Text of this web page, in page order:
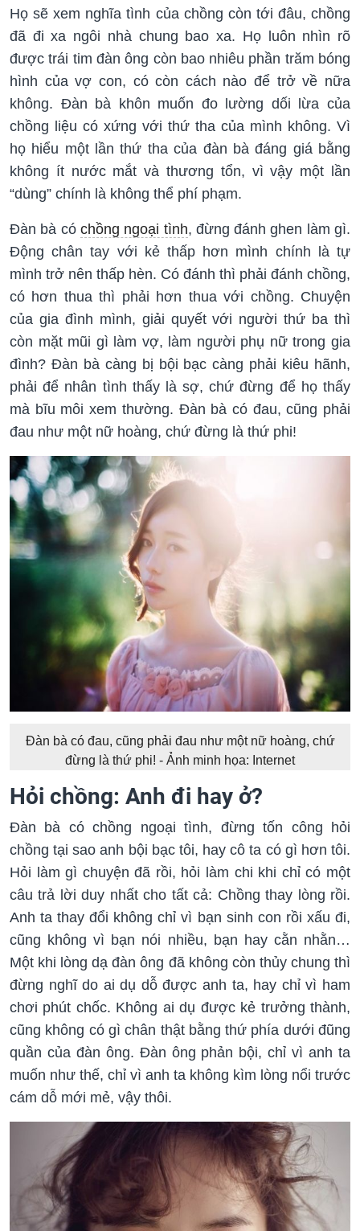
Họ sẽ xem nghĩa tình của chồng còn tới đâu, chồng
đã đi xa ngôi nhà chung bao xa. Họ luôn nhìn rõ
được trái tim đàn ông còn bao nhiêu phần trăm bóng
hình của vợ con, có còn cách nào để trở về nữa
không. Đàn bà khôn muốn đo lường dối lừa của
chồng liệu có xứng với thứ tha của mình không. Vì
họ hiểu một lần thứ tha của đàn bà đáng giá bằng
không ít nước mắt và thương tổn, vì vậy một lần
“dùng” chính là không thể phí phạm.
Đàn bà có chồng ngoại tình, đừng đánh ghen làm gì.
Động chân tay với kẻ thấp hơn mình chính là tự
mình trở nên thấp hèn. Có đánh thì phải đánh chồng,
có hơn thua thì phải hơn thua với chồng. Chuyện
của gia đình mình, giải quyết với người thứ ba thì
còn mặt mũi gì làm vợ, làm người phụ nữ trong gia
đình? Đàn bà càng bị bội bạc càng phải kiêu hãnh,
phải để nhân tình thấy là sợ, chứ đừng để họ thấy
mà bĩu môi xem thường. Đàn bà có đau, cũng phải
đau như một nữ hoàng, chứ đừng là thứ phi!
Đàn bà có đau, cũng phải đau như một nữ hoàng, chứ
đừng là thứ phi! - Ảnh minh họa: Internet
Hỏi chồng: Anh đi hay ở?
Đàn bà có chồng ngoại tình, đừng tốn công hỏi
chồng tại sao anh bội bạc tôi, hay cô ta có gì hơn tôi.
Hỏi làm gì chuyện đã rồi, hỏi làm chi khi chỉ có một
câu trả lời duy nhất cho tất cả: Chồng thay lòng rồi.
Anh ta thay đổi không chỉ vì bạn sinh con rồi xấu đi,
cũng không vì bạn nói nhiều, bạn hay cằn nhằn…
Một khi lòng dạ đàn ông đã không còn thủy chung thì
đừng nghĩ do ai dụ dỗ được anh ta, hay chỉ vì ham
chơi phút chốc. Không ai dụ được kẻ trưởng thành,
cũng không có gì chân thật bằng thứ phía dưới đũng
quần của đàn ông. Đàn ông phản bội, chỉ vì anh ta
muốn như thế, chỉ vì anh ta không kìm lòng nổi trước
cám dỗ mới mẻ, vậy thôi.